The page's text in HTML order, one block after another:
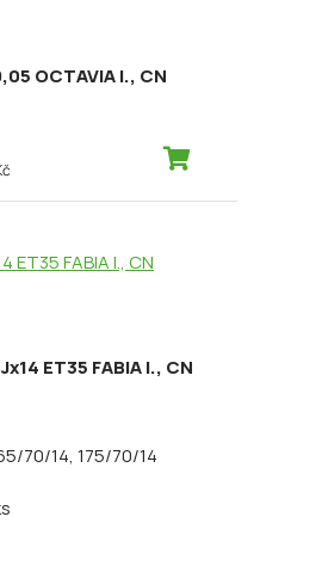
OCTAVIA I., CN
ET35 FABIA I., CN
70/14, 175/70/14